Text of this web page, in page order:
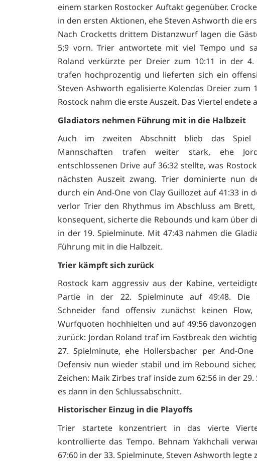
einem starken Rostocker Auftakt gegenüber.
in den ersten Aktionen, ehe Steven Ashworth die
Nach Crocketts drittem Distanzwurf lagen die
5:9 vorn. Trier antwortete mit viel Tempo und
Roland verkürzte per Dreier zum 10:11 in der 4.
trafen hochprozentig und lieferten sich ein
Steven Ashworth egalisierte Kolendas Dreier zum
Rostock nahm die erste Auszeit. Das Viertel endete
Gladiators nehmen Führung mit in die Halbzeit
Auch im zweiten Abschnitt blieb das Spiel
Mannschaften trafen weiter stark, ehe
entschlossenen Drive auf 36:32 stellte, was
nächsten Auszeit zwang. Trier dominierte nun
durch ein And-One von Clay Guillozet auf 41:33 in
verlor Trier den Rhythmus im Abschluss am
konsequent, sicherte die Rebounds und kam über
in der 19. Spielminute. Mit 47:43 nahmen die
Führung mit in die Halbzeit.
Trier kämpft sich zurück
Rostock kam aggressiv aus der Kabine,
Partie in der 22. Spielminute auf 49:48. Die
Schneider fand offensiv zunächst keinen
Wurfquoten hochhielten und auf 49:56
zurück: Jordan Roland traf im Fastbreak den
27. Spielminute, ehe Hollersbacher per And-
Defensiv nun wieder stabil und im Rebound
Zeichen: Maik Zirbes traf inside zum 62:56 in der
es dann in den Schlussabschnitt.
Historischer Einzug in die Playoffs
Trier startete konzentriert in das vierte
kontrollierte das Tempo. Behnam Yakhchali
67:60 in der 33. Spielminute, Steven Ashworth